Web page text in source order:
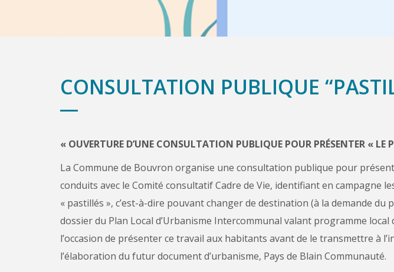
CONSULTATION PUBLIQUE
« OUVERTURE D’UNE CONSULTATION PUBLIQUE POUR PRÉSENTER « LE
La Commune de Bouvron organise une consultation publique pour
conduits avec le Comité consultatif Cadre de Vie, identifiant en campagne
« pastillés », c’est-à-dire pouvant changer de destination (à la demande du
dossier du Plan Local d’Urbanisme Intercommunal valant programme local
l’occasion de présenter ce travail aux habitants avant de le transmettre à
l’élaboration du futur document d’urbanisme, Pays de Blain Communauté.